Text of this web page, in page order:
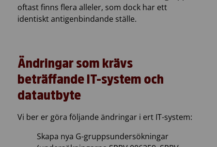
oftast finns flera alleler, som dock har ett
identiskt antigenbindande ställe.
Ändringar som krävs
beträffande IT-system och
datautbyte
Vi ber er göra följande ändringar i ert IT-system:
Skapa nya G-gruppsundersökningar